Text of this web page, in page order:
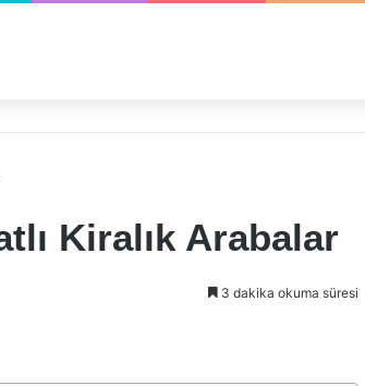
Kiralık Arabalar
3 dakika okuma süresi